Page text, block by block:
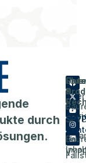
durch
Über
&